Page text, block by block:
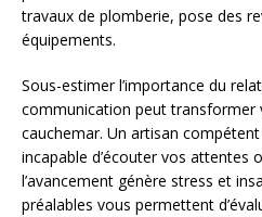
travaux de plomberie, pose des
équipements.
Sous-estimer l’importance du
communication peut transformer
cauchemar. Un artisan
incapable d’écouter vos attentes
l’avancement génère stress et
préalables vous permettent